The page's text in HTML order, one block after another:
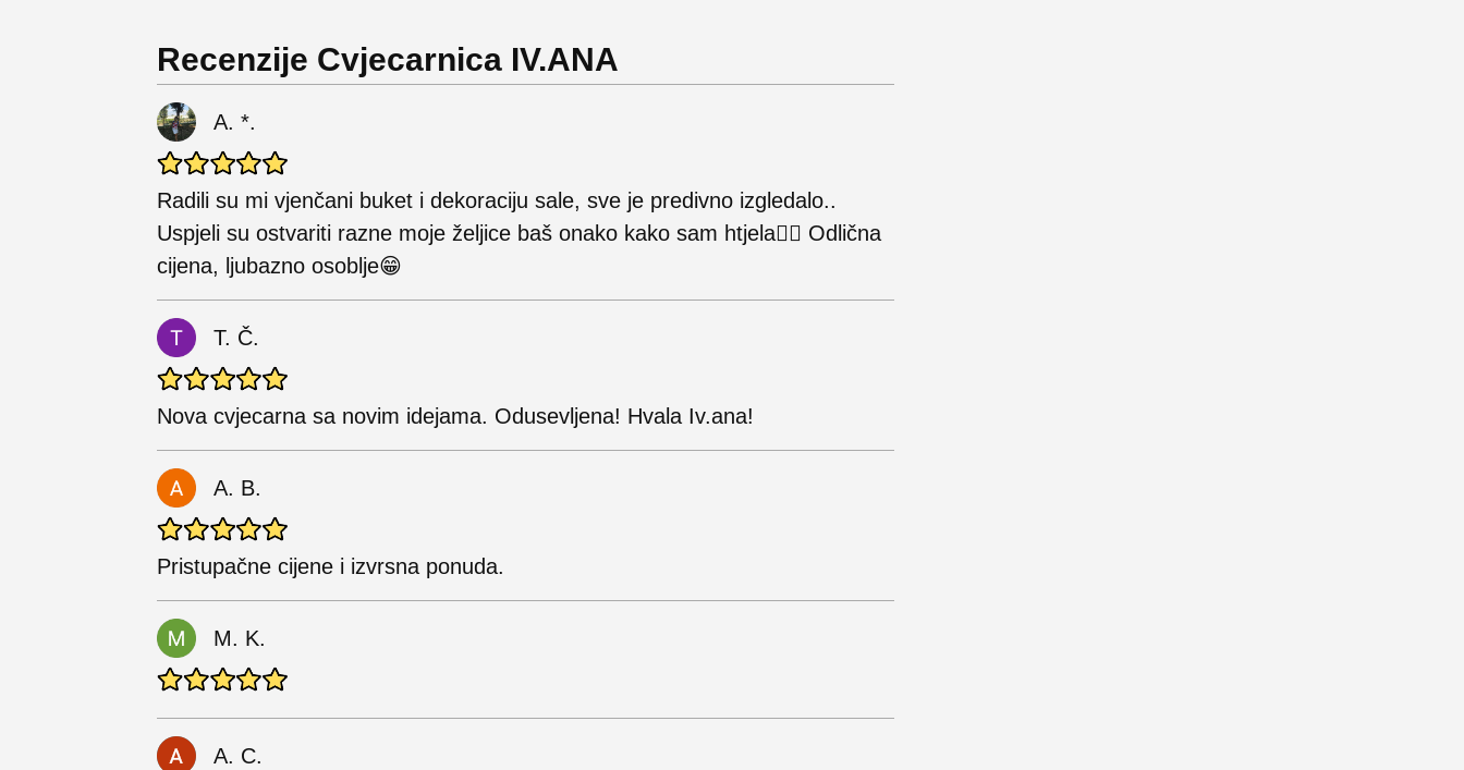
Recenzije Cvjecarnica IV.ANA
A. *.
Radili su mi vjenčani buket i dekoraciju sale, sve je predivno izgledalo..
Uspjeli su ostvariti razne moje željice baš onako kako sam htjela👌🏼 Odlična
cijena, ljubazno osoblje😁
T. Č.
Nova cvjecarna sa novim idejama. Odusevljena! Hvala Iv.ana!
A. B.
Pristupačne cijene i izvrsna ponuda.
M. K.
A. C.